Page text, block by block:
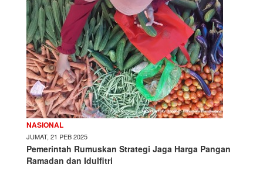
NASIONAL
JUMAT, 21 PEB 2025
Pemerintah Rumuskan Strategi Jaga Harga Pangan
Ramadan dan Idulfitri